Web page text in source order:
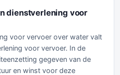
dienstverlening voor
voor vervoer over water valt
voor vervoer. In de
gegeven van de
en winst voor deze